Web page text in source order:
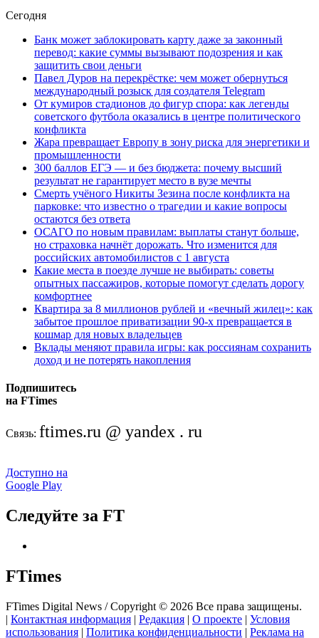
Сегодня
Банк может заблокировать карту даже за законный
перевод: какие суммы вызывают подозрения и как
защитить свои деньги
Павел Дуров на перекрёстке: чем может обернуться
международный розыск для создателя Telegram
От кумиров стадионов до фигур спора: как легенды
советского футбола оказались в центре политического
конфликта
Жара превращает Европу в зону риска для энергетики и
промышленности
300 баллов ЕГЭ — и без бюджета: почему высший
результат не гарантирует место в вузе мечты
Смерть учёного Никиты Зезина после конфликта на
парковке: что известно о трагедии и какие вопросы
остаются без ответа
ОСАГО по новым правилам: выплаты станут больше,
но страховка начнёт дорожать. Что изменится для
российских автомобилистов с 1 августа
Какие места в поезде лучше не выбирать: советы
опытных пассажиров, которые помогут сделать дорогу
комфортнее
Квартира за 8 миллионов рублей и «вечный жилец»: как
забытое прошлое приватизации 90-х превращается в
кошмар для новых владельцев
Вклады меняют правила игры: как россиянам сохранить
доход и не потерять накопления
Подпишитесь
на FTimes
Связь: ftimes.ru @ yandex . ru
Доступно на
Google Play
Следуйте за FT
FTimes
FTimes Digital News / Copyright © 2026 Все права защищены.
| Контактная информация | Редакция | О проекте | Условия
использования | Политика конфиденциальности | Реклама на